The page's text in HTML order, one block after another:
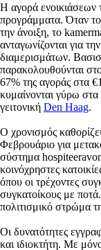
Η αγορά ενοικιάσεων
προγράμματα. Όταν
την άνοιξη, το
ανταγωνίζονται για
διαμερισμάτων.
παρακολουθούνται
67% της αγοράς στα
κυμαίνονται γύρω
γειτονική Den Haag.
Ο χρονισμός
Φεβρουάριο για
σύστημα
κοινόχρηστες
όπου οι τρέχοντες
συγκατοίκους με
πολιτισμικό στρώμα
Οι δυνατότητες
και ιδιοκτήτη. Με